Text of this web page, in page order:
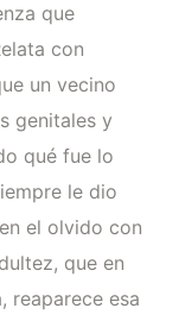
que
con
un vecino
genitales y
qué fue lo
le dio
el olvido con
que en
reaparece esa